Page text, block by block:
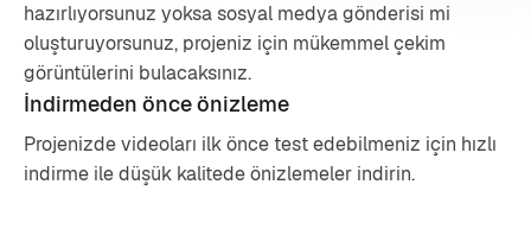
hazırlıyorsunuz yoksa sosyal medya gönderisi mi
oluşturuyorsunuz, projeniz için mükemmel çekim
görüntülerini bulacaksınız.
İndirmeden önce önizleme
Projenizde videoları ilk önce test edebilmeniz için hızlı
indirme ile düşük kalitede önizlemeler indirin.